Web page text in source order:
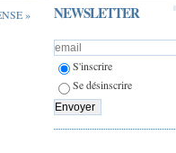
NEWSLETTER
S'inscrire
Se désinscrire
»